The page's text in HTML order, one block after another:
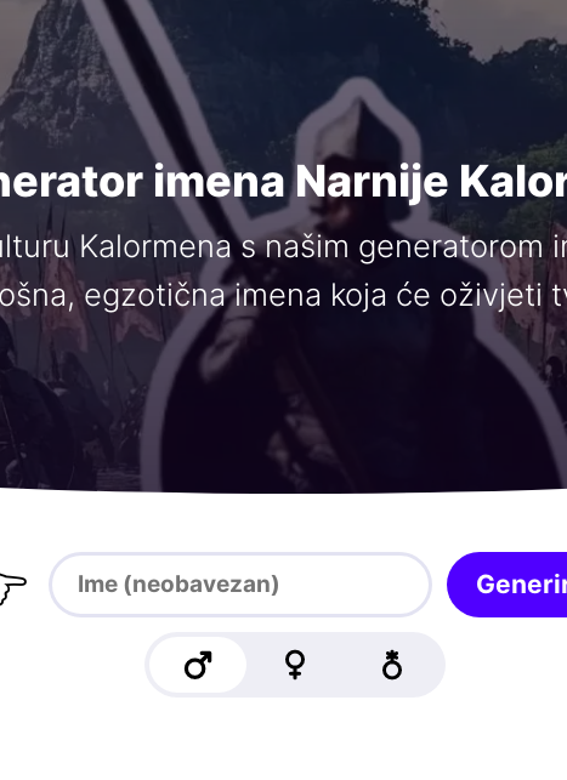
imena Narnije
Kalormena s našim generatorom
egzotična imena koja će oživjeti